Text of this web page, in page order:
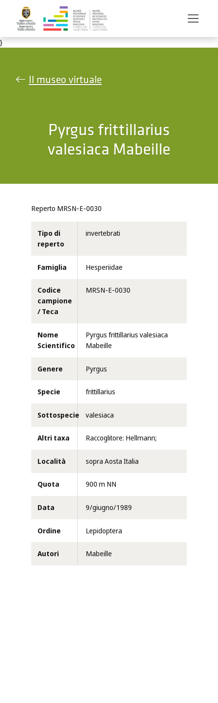
Salta al contenuto principale
}
Il museo virtuale
Pyrgus frittillarius
valesiaca Mabeille
Reperto MRSN-E-0030
Tipo di
reperto
invertebrati
Famiglia Hesperiidae
Codice
campione
/ Teca
MRSN-E-0030
Nome
Scientifico
Pyrgus frittillarius valesiaca
Mabeille
Genere Pyrgus
Specie frittillarius
Sottospecie valesiaca
Altri taxa Raccoglitore: Hellmann;
Località sopra Aosta Italia
Quota 900 m NN
Data 9/giugno/1989
Ordine Lepidoptera
Autori Mabeille